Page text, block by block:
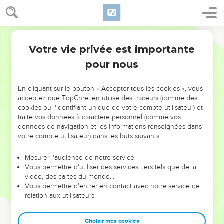
NE MANQUEZ PAS L’ÉVÉNEMENT
DE L’ANNÉE !
ET SI LEURS ERREURS POUVAIENT VOUS ÉVITER LES
VOTRES ?
leur foi ou leur vision. Mais on voit moins les doutes, les erreurs
et les saisons difficiles qu'ils ont traversés, alors même que ce
sont elles qui les ont façonnés.
Dans cette conférence, leaders, entrepreneurs, et responsables
clés pour avancer avec plus de sagesse afin que leurs erreurs
Votre vie privée est importante
pour nous
En cliquant sur le bouton « Accepter tous les cookies », vous
acceptez que TopChrétien utilise des traceurs (comme des
cookies ou l'identifiant unique de votre compte utilisateur) et
traite vos données à caractère personnel (comme vos
données de navigation et les informations renseignées dans
votre compte utilisateur) dans les buts suivants :
Mesurer l'audience de notre service
Vous permettre d'utiliser des services tiers tels que de la
vidéo, des cartes du monde…
Vous permettre d'entrer en contact avec notre service de
relation aux utilisateurs.
Choisir mes cookies